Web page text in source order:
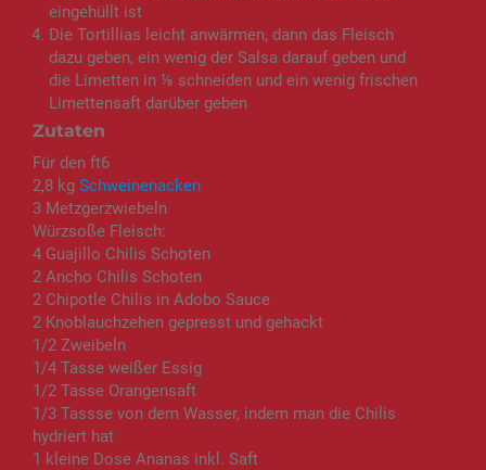
Zutaten
Für den ft6
2,8 kg Schweinenacken
3 Metzgerzwiebeln
Würzsoße Fleisch:
4 Guajillo Chilis Schoten
2 Ancho Chilis Schoten
2 Chipotle Chilis in Adobo Sauce
2 Knoblauchzehen gepresst und gehackt
1/2 Zweibeln
1/4 Tasse weißer Essig
1/2 Tasse Orangensaft
1/3 Tassse von dem Wasser, indem man die Chilis
hydriert hat
1 kleine Dose Ananas inkl. Saft
eingehüllt ist
Die Tortillias leicht anwärmen, dann das Fleisch
dazu geben, ein wenig der Salsa darauf geben und
die Limetten in ⅛ schneiden und ein wenig frischen
Limettensaft darüber geben